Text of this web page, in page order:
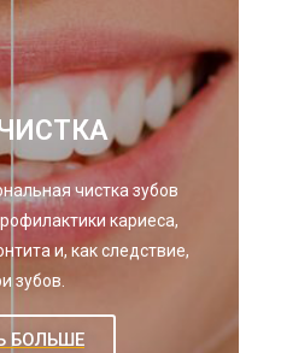
чистка зубов
кариеса,
и, как следствие,
зубов.
БОЛЬШЕ